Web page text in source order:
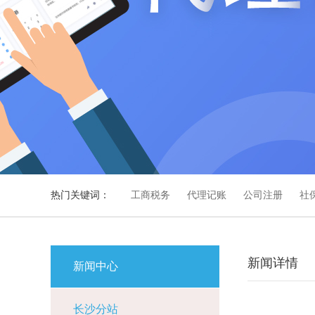
热门关键词： 工商税务 代理记账 公司注册 社
新闻中心
长沙分站
新闻详情